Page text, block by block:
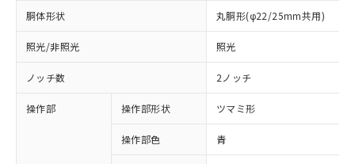
胴体形状 丸胴形(φ22/25mm共用)
照光/非照光 照光
ノッチ数 2ノッチ
操作部 操作部形状 ツマミ形
操作部色 青